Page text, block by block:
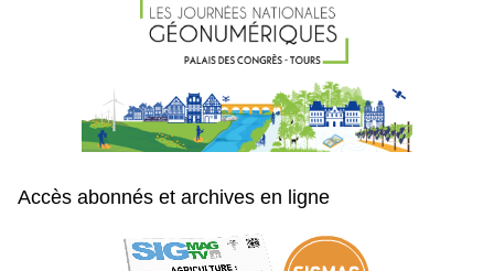
Accès abonnés et archives en ligne